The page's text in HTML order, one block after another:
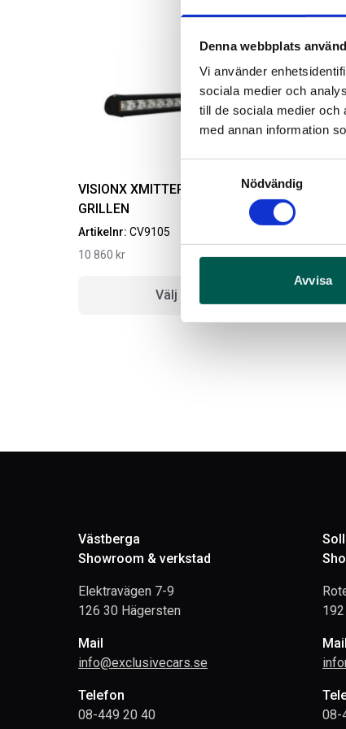
Denna webbplats
Vi använder
sociala medier och
till de sociala medier och
med annan information
Nödvändig
Avvisa
VISIONX XMITTER LED-RAMP INNAFÖR
GRILLEN
Artikelnr: CV9105
10 860 kr
Välj alternativ
Västberga
Showroom & verkstad
Elektravägen 7-9
126 30 Hägersten
Mail
info@exclusivecars.se
Telefon
08-449 20 40
Mail
08-